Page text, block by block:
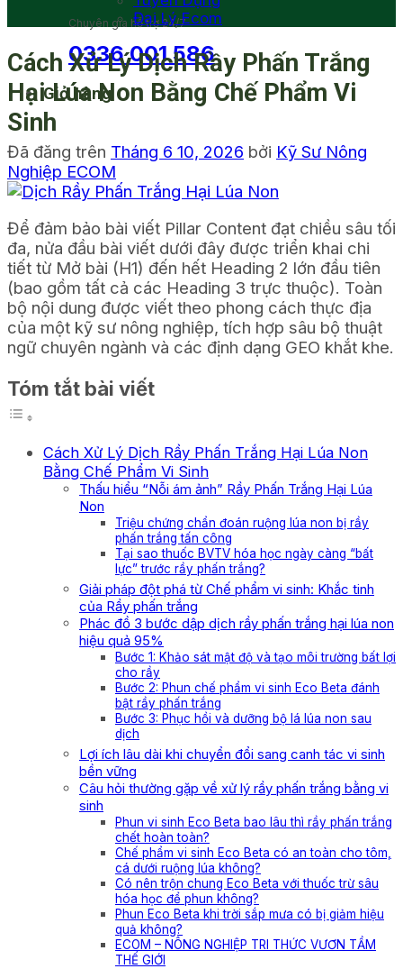
Chuyên gia hỗ trợ 24/7
0336 001 586
Giỏ hàng
Đại Lý Ecom
Cách Xử Lý Dịch Rầy Phấn Trắng
Hại Lúa Non Bằng Chế Phẩm Vi
Sinh
Đã đăng trên Tháng 6 10, 2026 bởi Kỹ Sư Nông
Nghiệp ECOM
Để đảm bảo bài viết Pillar Content đạt chiều sâu tối
đa, nửa đầu bài viết dưới đây được triển khai chi
tiết từ Mở bài (H1) đến hết Heading 2 lớn đầu tiên
(bao gồm tất cả các Heading 3 trực thuộc). Toàn
bộ nội dung được viết theo phong cách thực địa
của một kỹ sư nông nghiệp, tích hợp sâu bộ thuật
ngữ chuyên ngành và các định dạng GEO khắt khe.
Tóm tắt bài viết
Cách Xử Lý Dịch Rầy Phấn Trắng Hại Lúa Non
Bằng Chế Phẩm Vi Sinh
Thấu hiểu “Nỗi ám ảnh” Rầy Phấn Trắng Hại Lúa
Non
Triệu chứng chẩn đoán ruộng lúa non bị rầy
phấn trắng tấn công
Tại sao thuốc BVTV hóa học ngày càng “bất
lực” trước rầy phấn trắng?
Giải pháp đột phá từ Chế phẩm vi sinh: Khắc tinh
của Rầy phấn trắng
Phác đồ 3 bước dập dịch rầy phấn trắng hại lúa non
hiệu quả 95%
Bước 1: Khảo sát mật độ và tạo môi trường bất lợi
cho rầy
Bước 2: Phun chế phẩm vi sinh Eco Beta đánh
bật rầy phấn trắng
Bước 3: Phục hồi và dưỡng bộ lá lúa non sau
dịch
Lợi ích lâu dài khi chuyển đổi sang canh tác vi sinh
bền vững
Câu hỏi thường gặp về xử lý rầy phấn trắng bằng vi
sinh
Phun vi sinh Eco Beta bao lâu thì rầy phấn trắng
chết hoàn toàn?
Chế phẩm vi sinh Eco Beta có an toàn cho tôm,
cá dưới ruộng lúa không?
Có nên trộn chung Eco Beta với thuốc trừ sâu
hóa học để phun không?
Phun Eco Beta khi trời sắp mưa có bị giảm hiệu
quả không?
ECOM – NÔNG NGHIỆP TRI THỨC VƯƠN TẦM
THẾ GIỚI